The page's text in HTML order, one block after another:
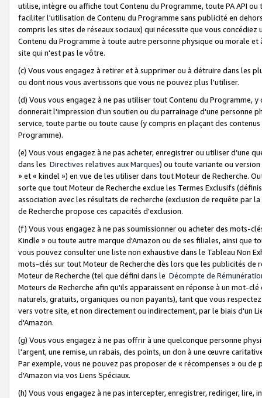
utilise, intègre ou affiche tout Contenu du Programme, toute PA API
faciliter l'utilisation de Contenu du Programme sans publicité en
compris les sites de réseaux sociaux) qui nécessite que vous
Contenu du Programme à toute autre personne physique ou morale
site qui n'est pas le vôtre.
(c) Vous vous engagez à retirer et à supprimer ou à détruire dans les
ou dont nous vous avertissons que vous ne pouvez plus l'utiliser.
(d) Vous vous engagez à ne pas utiliser tout Contenu du Programme,
donnerait l'impression d'un soutien ou du parrainage d'une personne
service, toute partie ou toute cause (y compris en plaçant des
Programme).
(e) Vous vous engagez à ne pas acheter, enregistrer ou utiliser d’une
dans les Directives relatives aux Marques) ou toute variante ou
» et « kindel ») en vue de les utiliser dans tout Moteur de Recherche.
sorte que tout Moteur de Recherche exclue les Termes Exclusifs
association avec les résultats de recherche (exclusion de requête
de Recherche propose ces capacités d'exclusion.
(f) Vous vous engagez à ne pas soumissionner ou acheter des mots-
Kindle » ou toute autre marque d'Amazon ou de ses filiales, ainsi que
vous pouvez consulter une liste non exhaustive dans le Tableau Non
mots-clés sur tout Moteur de Recherche dès lors que les publicités de
Moteur de Recherche (tel que défini dans le Décompte de
Moteurs de Recherche afin qu'ils apparaissent en réponse à un mot-
naturels, gratuits, organiques ou non payants), tant que vous
vers votre site, et non directement ou indirectement, par le biais d'un
d'Amazon.
(g) Vous vous engagez à ne pas offrir à une quelconque personne
l'argent, une remise, un rabais, des points, un don à une œuvre
Par exemple, vous ne pouvez pas proposer de « récompenses » ou
d'Amazon via vos Liens Spéciaux.
(h) Vous vous engagez à ne pas intercepter, enregistrer, rediriger,